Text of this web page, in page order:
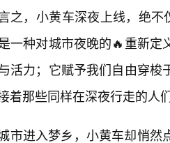
之，小黄车深夜上线，绝不
一种对城市夜晚的🔥重新
活力；它赋予我们自由穿
着那些同样在深夜行走的人
市进入梦乡，小黄车却悄